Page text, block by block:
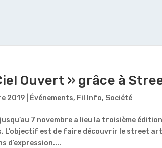
Ouvert » grâce à
2019 Événements, Fil Info, Société
7 novembre a lieu la troisième
L’objectif est de faire découvrir le street
d’expression....